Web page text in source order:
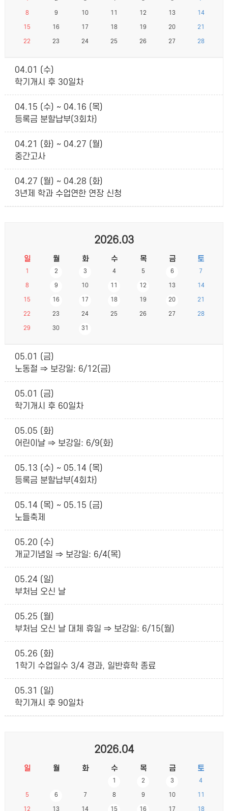
8 9 10 11 12 13 14
15 16 17 18 19 20 21
22 23 24 25 26 27 28
04.01 (수)
학기개시 후 30일차
04.15 (수) ~ 04.16 (목)
등록금 분할납부(3회차)
04.21 (화) ~ 04.27 (월)
중간고사
04.27 (월) ~ 04.28 (화)
3년제 학과 수업연한 연장 신청
2026.03
일 월 화 수 목 금 토
1 2 3 4 5 6 7
8 9 10 11 12 13 14
15 16 17 18 19 20 21
22 23 24 25 26 27 28
29 30 31
05.01 (금)
노동절 ⇒ 보강일: 6/12(금)
05.01 (금)
학기개시 후 60일차
05.05 (화)
어린이날 ⇒ 보강일: 6/9(화)
05.13 (수) ~ 05.14 (목)
등록금 분할납부(4회차)
05.14 (목) ~ 05.15 (금)
노들축제
05.20 (수)
개교기념일 ⇒ 보강일: 6/4(목)
05.24 (일)
부처님 오신 날
05.25 (월)
부처님 오신 날 대체 휴일 ⇒ 보강일: 6/15(월)
05.26 (화)
1학기 수업일수 3/4 경과, 일반휴학 종료
05.31 (일)
학기개시 후 90일차
2026.04
일 월 화 수 목 금 토
1 2 3 4
5 6 7 8 9 10 11
12 13 14 15 16 17 18